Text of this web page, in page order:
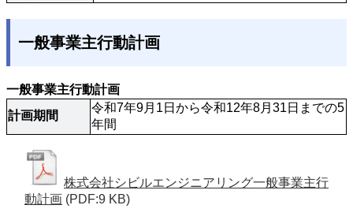
一般事業主行動計画
一般事業主行動計画
計画期間
令和7年9月1日から令和12年8月31日までの5
年間
株式会社シビルエンジニアリング一般事業主行
動計画 (PDF:9 KB)